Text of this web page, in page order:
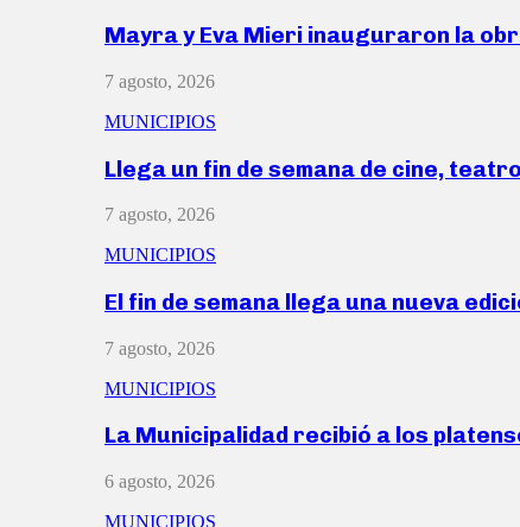
Mayra y Eva Mieri inauguraron la
7 agosto, 2026
MUNICIPIOS
Llega un fin de semana de cine,
7 agosto, 2026
MUNICIPIOS
El fin de semana llega una nueva
7 agosto, 2026
MUNICIPIOS
La Municipalidad recibió a los
6 agosto, 2026
MUNICIPIOS